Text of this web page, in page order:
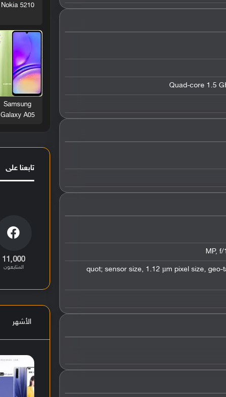
Quad-core 1.5
1/2.6&quot; sensor size, 1.12 µm pixel size,
Nokia 5210
Samsung
Galaxy A05
تابعنا على
11٬000
المتابعون
الأشهر